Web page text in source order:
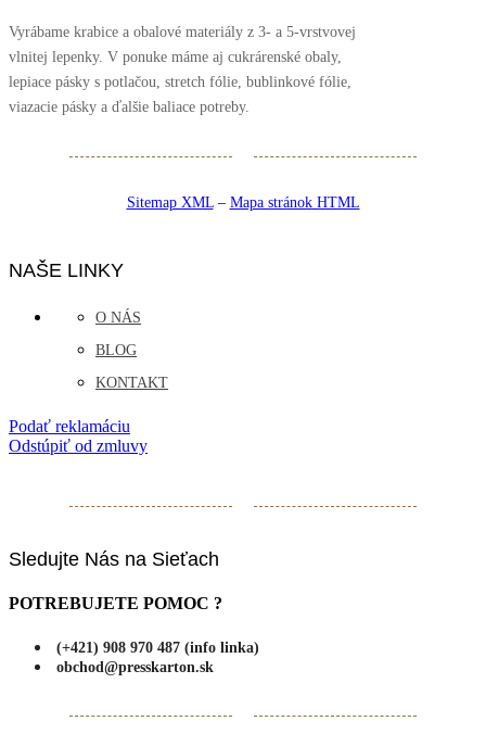
Vyrábame krabice a obalové materiály z 3- a 5-vrstvovej
vlnitej lepenky. V ponuke máme aj cukrárenské obaly,
lepiace pásky s potlačou, stretch fólie, bublinkové fólie,
viazacie pásky a ďalšie baliace potreby.
Sitemap XML– Mapa stránok HTML
NAŠE LINKY
O NÁS
BLOG
KONTAKT
Podať reklamáciu
Odstúpiť od zmluvy
Sledujte Nás na Sieťach
POTREBUJETE POMOC ?
(+421) 908 970 487 (info linka)
obchod@presskarton.sk